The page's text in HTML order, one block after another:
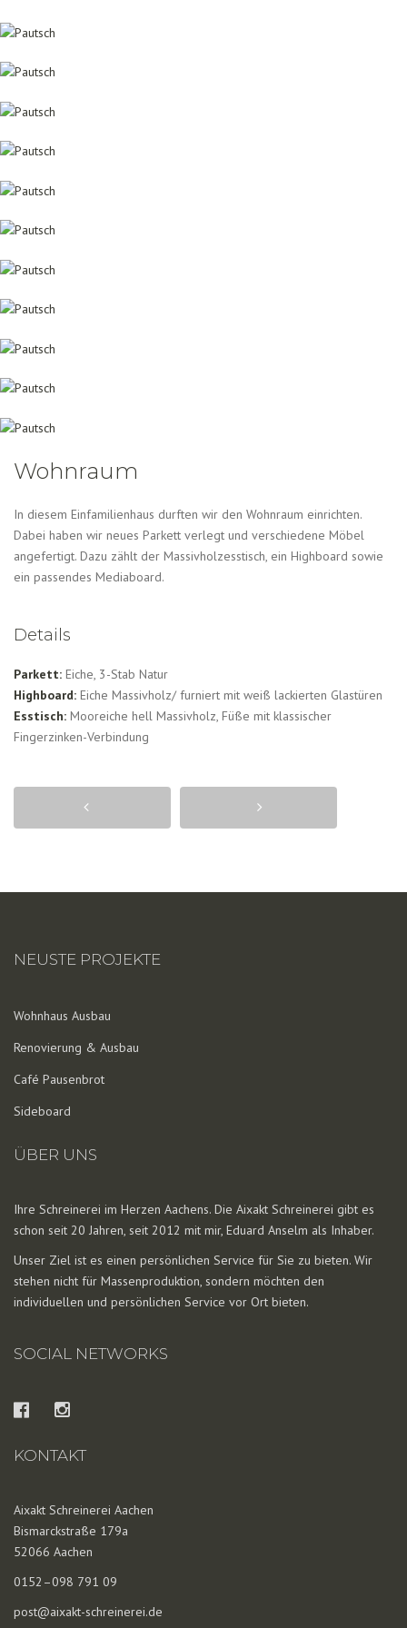
Wohnraum
In diesem Einfamilienhaus durften wir den Wohnraum einrichten.
Dabei haben wir neues Parkett verlegt und verschiedene Möbel
angefertigt. Dazu zählt der Massivholzesstisch, ein Highboard sowie
ein passendes Mediaboard.
Details
Parkett: Eiche, 3-Stab Natur
Highboard: Eiche Massivholz/ furniert mit weiß lackierten Glastüren
Esstisch: Mooreiche hell Massivholz, Füße mit klassischer
Fingerzinken-Verbindung
NEUSTE PROJEKTE
Wohnhaus Ausbau
Renovierung & Ausbau
Café Pausenbrot
Sideboard
ÜBER UNS
Ihre Schreinerei im Herzen Aachens. Die Aixakt Schreinerei gibt es
schon seit 20 Jahren, seit 2012 mit mir, Eduard Anselm als Inhaber.
Unser Ziel ist es einen persönlichen Service für Sie zu bieten. Wir
stehen nicht für Massenproduktion, sondern möchten den
individuellen und persönlichen Service vor Ort bieten.
SOCIAL NETWORKS
KONTAKT
Aixakt Schreinerei Aachen
Bismarckstraße 179a
52066 Aachen
0152–098 791 09
post@aixakt-schreinerei.de